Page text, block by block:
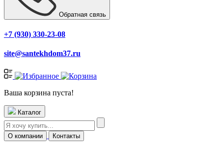
Обратная связь
+7 (930) 330-23-08
site@santekhdom37.ru
Ваша корзина пуста!
Каталог
О компании Контакты